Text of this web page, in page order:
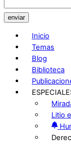
enviar
Inicio
Temas
Blog
Biblioteca
Litio